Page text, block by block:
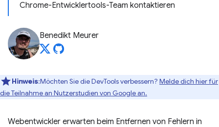
Chrome-Entwicklertools-Team kontaktieren
Benedikt Meurer
Hinweis:Möchten Sie die DevTools verbessern? Melde dich hier für
die Teilnahme an Nutzerstudien von Google an.
Webentwickler erwarten beim Entfernen von Fehlern in